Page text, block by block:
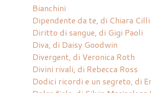
Bianchini
Dipendente da te, di Chiara Cilli
Diritto di sangue, di Gigi Paoli
Diva, di Daisy Goodwin
Divergent, di Veronica Roth
Divini rivali, di Rebecca Ross
Dodici ricordi e un segreto, di